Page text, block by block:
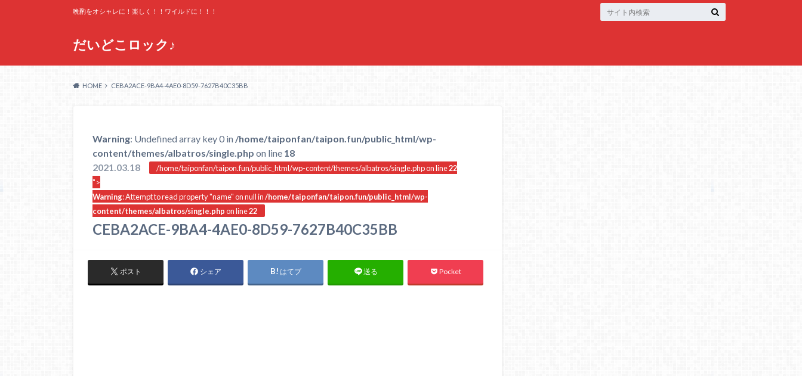
だいどこロック♪
晩酌をオシャレに！楽しく！！ワイルドに！！！
HOME CEBA2ACE-9BA4-4AE0-8D59-7627B40C35BB
Warning: Undefined array key 0 in /home/taiponfan/taipon.fun/public_html/wp-
content/themes/albatros/single.php on line 18
2021.03.18
/home/taiponfan/taipon.fun/public_html/wp-content/themes/albatros/single.php on line22
">
Warning: Attempt to read property "name" on null in /home/taiponfan/taipon.fun/public_html/wp-
content/themes/albatros/single.phpon line22
CEBA2ACE-9BA4-4AE0-8D59-7627B40C35BB
ポスト シェア はてブ 送る Pocket